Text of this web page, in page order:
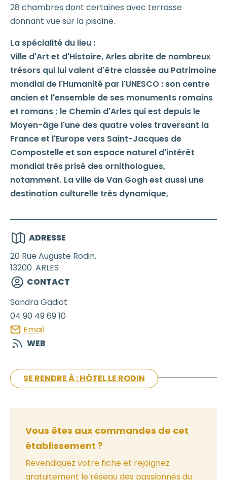
28 chambres dont certaines avec terrasse
donnant vue sur la piscine.
La spécialité du lieu :
Ville d'Art et d'Histoire, Arles abrite de nombreux
trésors qui lui valent d'être classée au Patrimoine
mondial de l'Humanité par l'UNESCO : son centre
ancien et l'ensemble de ses monuments romains
et romans ; le Chemin d'Arles qui est depuis le
Moyen-âge l'une des quatre voies traversant la
France et l'Europe vers Saint-Jacques de
Compostelle et son espace naturel d'intérêt
mondial très prisé des ornithologues,
notamment. La ville de Van Gogh est aussi une
destination culturelle très dynamique,
ADRESSE
20 Rue Auguste Rodin.
13200 ARLES
CONTACT
SandraGadiot
04 90 49 69 10
Email
WEB
SE RENDRE À : HÔTEL LE RODIN
Vous êtes aux commandes de cet
établissement ?
Revendiquez votre fiche et rejoignez
gratuitement le réseau des passionnés du